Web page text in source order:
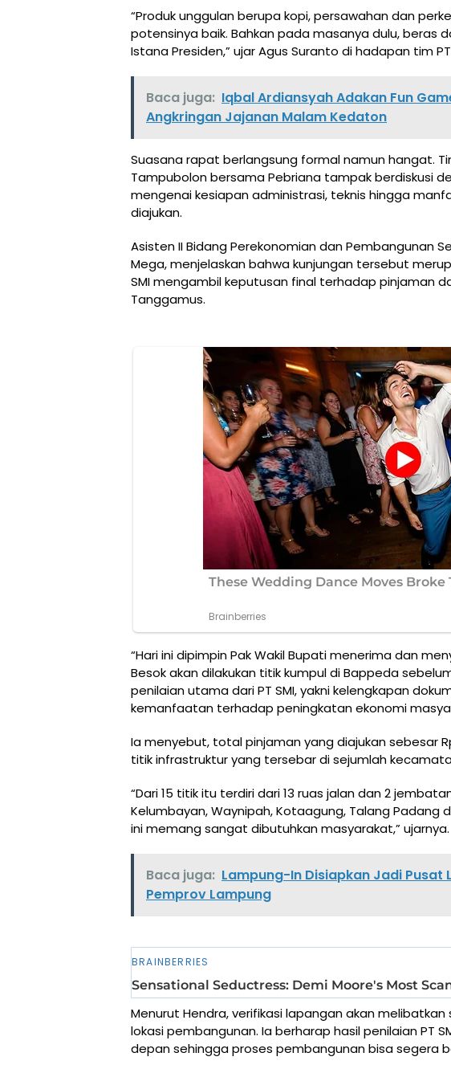
“Produk unggulan berupa kopi, persawahan dan
potensinya baik. Bahkan pada masanya dulu, beras
Istana Presiden,” ujar Agus Suranto di hadapan tim PT
Baca juga: Iqbal Ardiansyah Adakan Fun
Angkringan Jajanan Malam Kedaton
Suasana rapat berlangsung formal namun hangat.
Tampubolon bersama Pebriana tampak berdiskusi
mengenai kesiapan administrasi, teknis hingga
diajukan.
Asisten II Bidang Perekonomian dan Pembangunan
Mega, menjelaskan bahwa kunjungan tersebut
SMI mengambil keputusan final terhadap pinjaman
Tanggamus.
“Hari ini dipimpin Pak Wakil Bupati menerima dan
Besok akan dilakukan titik kumpul di Bappeda
penilaian utama dari PT SMI, yakni kelengkapan
kemanfaatan terhadap peningkatan ekonomi
Ia menyebut, total pinjaman yang diajukan sebesar
titik infrastruktur yang tersebar di sejumlah
“Dari 15 titik itu terdiri dari 13 ruas jalan dan 2
Kelumbayan, Waynipah, Kotaagung, Talang Padang
ini memang sangat dibutuhkan masyarakat,” ujarnya.
Baca juga: Lampung-In Disiapkan Jadi Pusat
Pemprov Lampung
Menurut Hendra, verifikasi lapangan akan
lokasi pembangunan. Ia berharap hasil penilaian PT
depan sehingga proses pembangunan bisa segera